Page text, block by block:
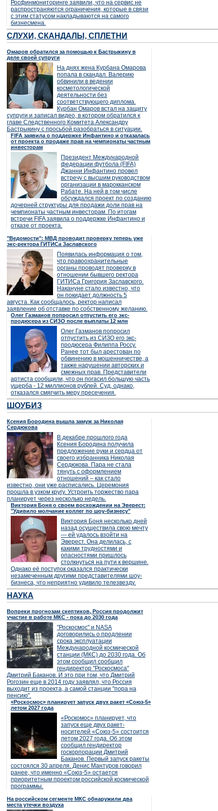
Росфинмониторинге заявили, что на сервис не
распространяются ограничения, которые в связи
с этим статусом накладываются на самого
бизнесмена.
СЛУХИ, СКАНДАЛЫ, СПЛЕТНИ
Омаров обратился за помощью к Бастрыкину в
деле своей супруги
На днях жена Курбана Омарова
попала в скандал. Валерию
обвинили в ведении
косметологической
деятельности без
соответствующего диплома.
Курбан Омаров встал на защиту
супруги и записал видео, в котором обратился к
главе Следственного Комитета Александру
Бастрыкину с просьбой разобраться в ситуации.
FIFA заявила о поддержке Инфантино и отказалась
от проекта о продаже прав на чемпионаты частным
инвесторам
Президент Международной
федерации футбола (FIFA)
Джанни Инфантино провел
встречу с высшим руководством
организации в марокканском
Рабате. На ней в том числе
обсуждался проект по созданию
дочерней структуры для продажи доли прав на
чемпионаты частным инвесторам. По итогам
встречи FIFA заявила о поддержке Инфантино и
отказе от проекта.
"Ведомости": МВД проводит проверку теперь уже
экс-ректора ГИТИСа Заславского
Появилась информация о том,
что правоохранительные
органы проводят проверку в
отношении бывшего ректора
ГИТИСа Григория Заславского.
Накануне стало известно, что
он покидает должность 5
августа. Как сообщалось, ректор написал
заявление об отставке по собственному желанию.
Олег Газманов попросил отпустить его экс-
продюсера из СИЗО после выплаты 12 млн
Олег Газманов попросил
отпустить из СИЗО его экс-
продюсера Филиппа Россу.
Ранее тот был арестован по
обвинению в мошенничестве, а
также нарушении авторских и
смежных прав. Представители
артиста сообщили, что он погасил большую часть
ущерба - 12 миллионов рублей. Суд, однако,
отказался смягчить меру пресечения.
ШОУБИЗ
Ксения Бородина вышла замуж за Николая
Сердюкова
В декабре прошлого года
Ксения Бородина получила
предложение руки и сердца от
своего избранника Николая
Сердюкова. Пара не стала
тянуть с оформлением
отношений – как стало
известно, они уже расписались. Церемония
прошла в узком кругу. Устроить торжество пара
планирует через несколько недель.
Виктория Боня о своем восхождении на Эверест:
"Удивило молчание коллег по шоу-бизнесу"
Виктория Боня несколько дней
назад осуществила свою мечту
— ей удалось взойти на
Эверест. Она делилась, с
какими трудностями и
опасностями пришлось
столкнуться на пути к вершине.
Однако её поступок оказался практически
незамеченным другими представителями шоу-
бизнеса, что неприятно удивило телезвезду.
НАУКА
Вопреки прогнозам скептиков, Россия продолжит
участие в работе МКС - пока до 2030 года
"Роскосмос" и NASA
договорились о продлении
срока эксплуатации
Международной космической
станции (МКС) до 2030 года. Об
этом сообщил сообщил
гендиректор "Роскосмоса"
Дмитрий Баканов. И это при том, что Дмитрий
Рогозин еще в 2014 году заявлял, что Россия
выходит из проекта, а самой станции "пора на
пенсию".
«Роскосмос» планирует запуск двух ракет «Союз-5»
летом 2027 года
«Роскомос» планирует, что
запуск еще двух ракет-
носителей «Союз-5» состоится
летом 2027 года. Об этом
сообщил гендиректор
госкорпорации Дмитрий
Баканов. Первый запуск ракеты
состоялся 30 апреля. Денис Мантуров говорил
ранее, что именно «Союз-5» остается
приоритетным проектом российской космической
программы.
На российском сегменте МКС обнаружили два
места утечки воздуха